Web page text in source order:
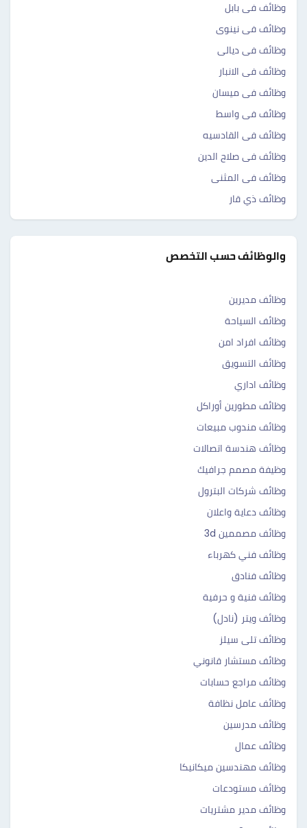
وظائف فى بابل
وظائف فى نينوى
وظائف فى ديالى
وظائف فى الانبار
وظائف فى ميسان
وظائف فى واسط
وظائف فى القادسيه
وظائف فى صلاح الدين
وظائف فى المثنى
وظائف ذي قار
والوظائف حسب التخصص
وظائف مديرين
وظائف السياحة
وظائف افراد امن
وظائف التسويق
وظائف اداري
وظائف مطورين أوراكل
وظائف مندوب مبيعات
وظائف هندسة اتصالات
وظيفة مصمم جرافيك
وظائف شركات البترول
وظائف دعاية واعلان
وظائف مصممين 3d
وظائف فني كهرباء
وظائف فنادق
وظائف فنية و حرفية
وظائف ويتر (نادل)
وظائف تلى سيلز
وظائف مستشار قانوني
وظائف مراجع حسابات
وظائف عامل نظافة
وظائف مدرسين
وظائف عمال
وظائف مهندسين ميكانيكا
وظائف مستودعات
وظائف مدير مشتريات